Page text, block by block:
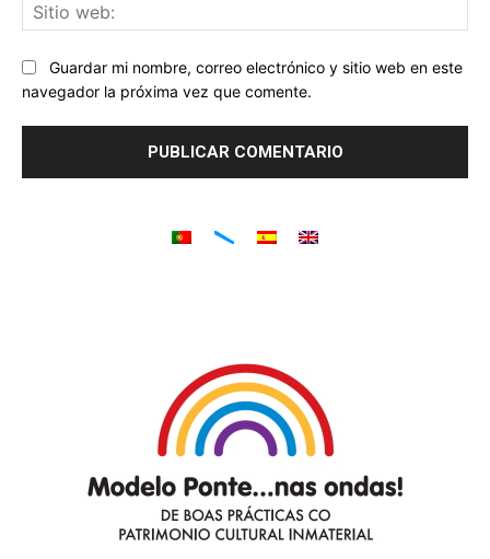
Guardar mi nombre, correo electrónico y sitio web en este
navegador la próxima vez que comente.